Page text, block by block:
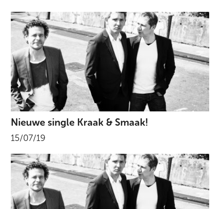
Nieuwe single Kraak & Smaak!
15/07/19